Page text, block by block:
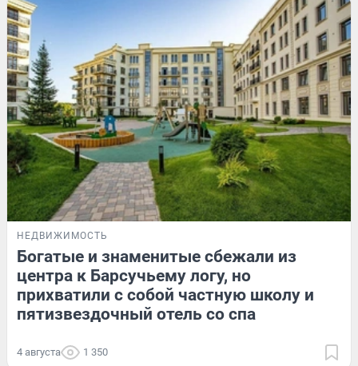
НЕДВИЖИМОСТЬ
Богатые и знаменитые сбежали из
центра к Барсучьему логу, но
прихватили с собой частную школу и
пятизвездочный отель со спа
4 августа 1 350